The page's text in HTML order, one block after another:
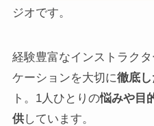
ジオです。
経験豊富なインストラク
ケーションを大切に徹底
ト。1人ひとりの悩みや目
供しています。